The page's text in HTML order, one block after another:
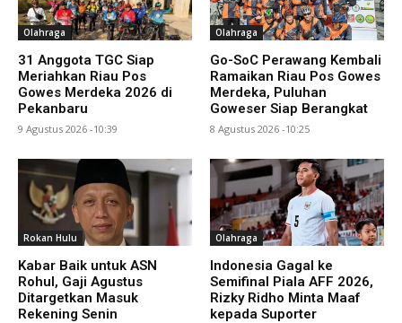
Olahraga
31 Anggota TGC Siap
Meriahkan Riau Pos
Gowes Merdeka 2026 di
Pekanbaru
9 Agustus 2026 -10:39
Olahraga
Go-SoC Perawang Kembali
Ramaikan Riau Pos Gowes
Merdeka, Puluhan
Goweser Siap Berangkat
8 Agustus 2026 -10:25
Rokan Hulu
Kabar Baik untuk ASN
Rohul, Gaji Agustus
Ditargetkan Masuk
Rekening Senin
Olahraga
Indonesia Gagal ke
Semifinal Piala AFF 2026,
Rizky Ridho Minta Maaf
kepada Suporter